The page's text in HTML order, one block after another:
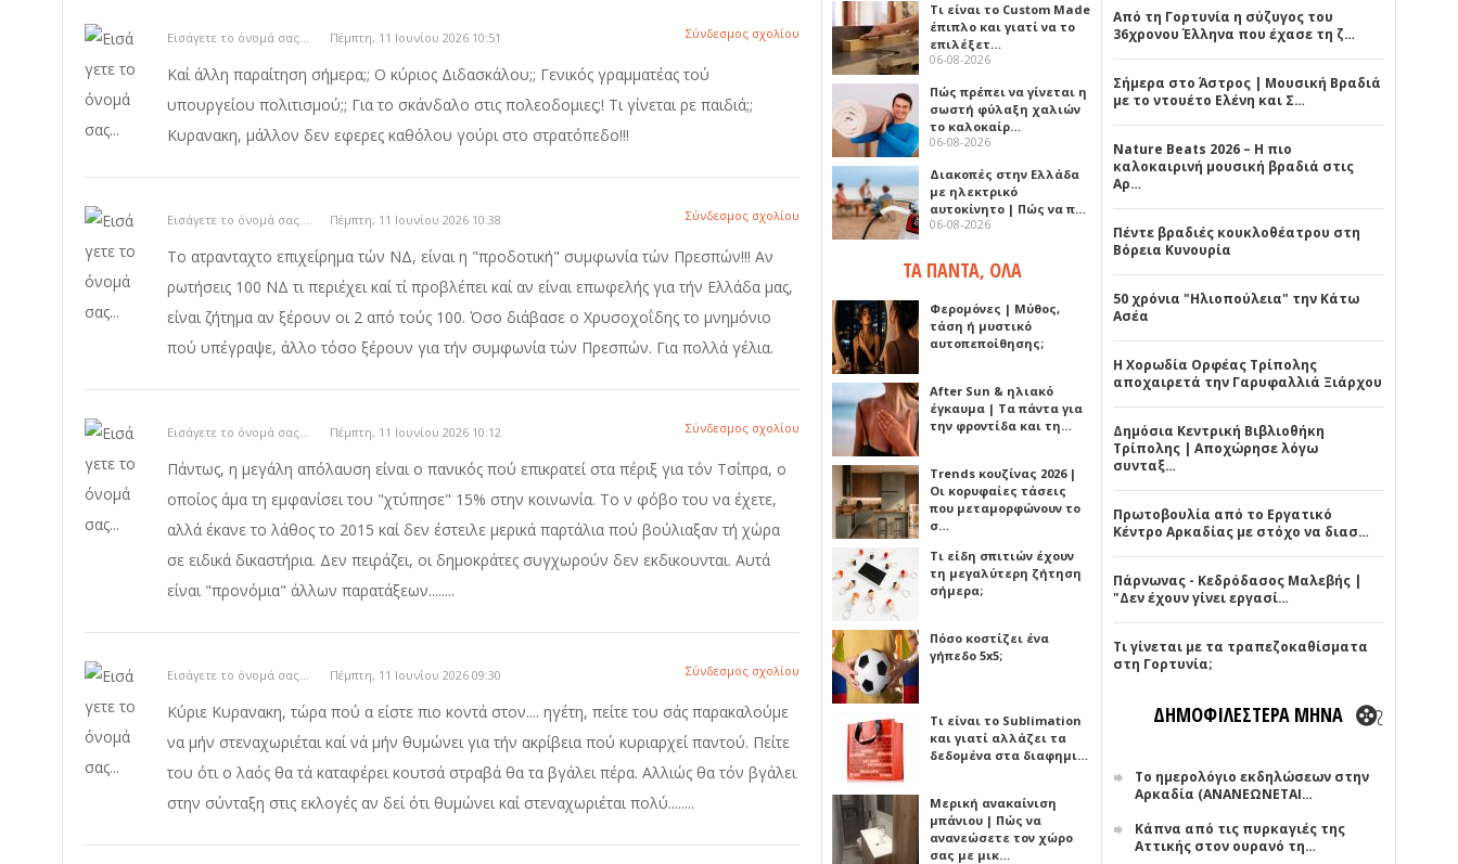
Εισάγετε το όνομά σας... Πέμπτη, 11 Ιουνίου 2026 10:51 Σύνδεσμος σχολίου
Καί άλλη παραίτηση σήμερα;; Ο κύριος Διδασκάλου;; Γενικός γραμματέας τού
υπουργείου πολιτισμού;; Για το σκάνδαλο στις πολεοδομιες;! Τι γίνεται ρε παιδιά;;
Κυρανακη, μάλλον δεν εφερες καθόλου γούρι στο στρατόπεδο!!!
Εισάγετε το όνομά σας... Πέμπτη, 11 Ιουνίου 2026 10:38 Σύνδεσμος σχολίου
Το ατρανταχτο επιχείρημα τών ΝΔ, είναι η "προδοτική" συμφωνία τών Πρεσπών!!! Αν
ρωτήσεις 100 ΝΔ τι περιέχει καί τί προβλέπει καί αν είναι επωφελής για τήν Ελλάδα μας,
είναι ζήτημα αν ξέρουν οι 2 από τούς 100. Όσο διάβασε ο Χρυσοχοΐδης το μνημόνιο
πού υπέγραψε, άλλο τόσο ξέρουν για τήν συμφωνία τών Πρεσπών. Για πολλά γέλια.
Εισάγετε το όνομά σας... Πέμπτη, 11 Ιουνίου 2026 10:12 Σύνδεσμος σχολίου
Πάντως, η μεγάλη απόλαυση είναι ο πανικός πού επικρατεί στα πέριξ για τόν Τσίπρα, ο
οποίος άμα τη εμφανίσει του "χτύπησε" 15% στην κοινωνία. Το ν φόβο του να έχετε,
αλλά έκανε το λάθος το 2015 καί δεν έστειλε μερικά παρτάλια πού βούλιαξαν τή χώρα
σε ειδικά δικαστήρια. Δεν πειράζει, οι δημοκράτες συγχωρούν δεν εκδικουνται. Αυτά
είναι "προνόμια" άλλων παρατάξεων........
Εισάγετε το όνομά σας... Πέμπτη, 11 Ιουνίου 2026 09:30 Σύνδεσμος σχολίου
Κύριε Κυρανακη, τώρα πού α είστε πιο κοντά στον.... ηγέτη, πείτε του σάς παρακαλούμε
να μήν στεναχωριέται καί νά μήν θυμώνει για τήν ακρίβεια πού κυριαρχεί παντού. Πείτε
του ότι ο λαός θα τά καταφέρει κουτσά στραβά θα τα βγάλει πέρα. Αλλιώς θα τόν βγάλει
στην σύνταξη στις εκλογές αν δεί ότι θυμώνει καί στεναχωριέται πολύ........
Τι είναι το Custom Made
έπιπλο και γιατί να το
επιλέξετ…
06-08-2026
Πώς πρέπει να γίνεται η
σωστή φύλαξη χαλιών
το καλοκαίρ…
06-08-2026
Διακοπές στην Ελλάδα
με ηλεκτρικό
αυτοκίνητο | Πώς να π…
06-08-2026
ΤΑ ΠΑΝΤΑ, ΟΛΑ
Φερομόνες | Μύθος,
τάση ή μυστικό
αυτοπεποίθησης;
After Sun & ηλιακό
έγκαυμα | Τα πάντα για
την φροντίδα και τη…
Trends κουζίνας 2026 |
Οι κορυφαίες τάσεις
που μεταμορφώνουν το
σ…
Τι είδη σπιτιών έχουν
τη μεγαλύτερη ζήτηση
σήμερα;
Πόσο κοστίζει ένα
γήπεδο 5x5;
Τι είναι το Sublimation
και γιατί αλλάζει τα
δεδομένα στα διαφημι…
Μερική ανακαίνιση
μπάνιου | Πώς να
ανανεώσετε τον χώρο
σας με μικ…
Από τη Γορτυνία η σύζυγος του
36χρονου Έλληνα που έχασε τη ζ…
Σήμερα στο Άστρος | Μουσική Βραδιά
με το ντουέτο Ελένη και Σ…
Nature Beats 2026 – Η πιο
καλοκαιρινή μουσική βραδιά στις
Αρ…
Πέντε βραδιές κουκλοθέατρου στη
Βόρεια Κυνουρία
50 χρόνια "Ηλιοπούλεια" την Κάτω
Ασέα
Η Χορωδία Ορφέας Τρίπολης
αποχαιρετά την Γαρυφαλλιά Ξιάρχου
Δημόσια Κεντρική Βιβλιοθήκη
Τρίπολης | Αποχώρησε λόγω
συνταξ…
Πρωτοβουλία από το Εργατικό
Κέντρο Αρκαδίας με στόχο να διασ…
Πάρνωνας - Κεδρόδασος Μαλεβής |
"Δεν έχουν γίνει εργασί…
Τι γίνεται με τα τραπεζοκαθίσματα
στη Γορτυνία;
ΔΗΜΟΦΙΛΕΣΤΕΡΑ ΜΗΝΑ
Το ημερολόγιο εκδηλώσεων στην
Αρκαδία (ΑΝΑΝΕΩΝΕΤΑΙ…
Κάπνα από τις πυρκαγιές της
Αττικής στον ουρανό τη…